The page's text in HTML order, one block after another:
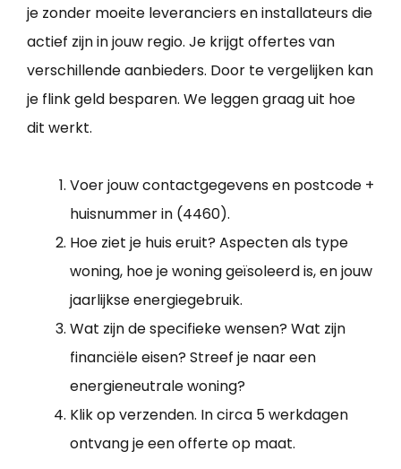
je zonder moeite leveranciers en installateurs die
actief zijn in jouw regio. Je krijgt offertes van
verschillende aanbieders. Door te vergelijken kan
je flink geld besparen. We leggen graag uit hoe
dit werkt.
Voer jouw contactgegevens en postcode +
huisnummer in (4460).
Hoe ziet je huis eruit? Aspecten als type
woning, hoe je woning geïsoleerd is, en jouw
jaarlijkse energiegebruik.
Wat zijn de specifieke wensen? Wat zijn
financiële eisen? Streef je naar een
energieneutrale woning?
Klik op verzenden. In circa 5 werkdagen
ontvang je een offerte op maat.